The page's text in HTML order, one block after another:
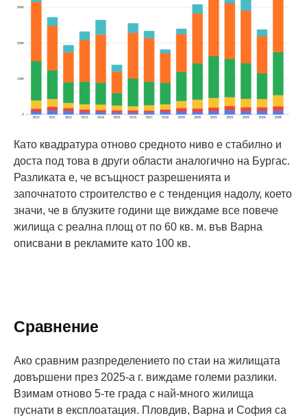
Като квадратура отново средното ниво е стабилно и
доста под това в други области аналогично на Бургас.
Разликата е, че всъщност разрешенията и
започнатото строителство е с тенденция надолу, което
значи, че в блузките години ще виждаме все повече
жилища с реална площ от по 60 кв. м. във Варна
описвани в рекламите като 100 кв.
Сравнение
Ако сравним разпределението по стаи на жилищата
довършени през 2025-а г. виждаме големи разлики.
Взимам отново 5-те града с най-много жилища
пуснати в експлоатация. Пловдив, Варна и София са